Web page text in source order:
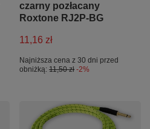
czarny pozłacany
Roxtone RJ2P-BG
11,16 zł
Najniższa cena z 30 dni przed
obniżką: 11,50 zł -2%